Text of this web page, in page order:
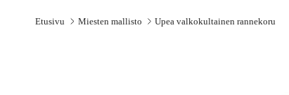
Etusivu Miesten mallisto Upea valkokultainen rannekoru